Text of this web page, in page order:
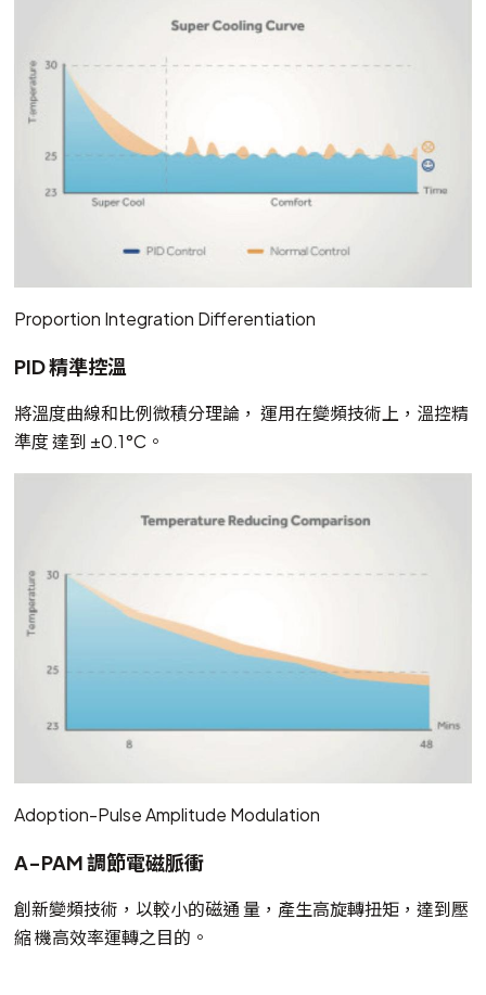
Proportion Integration Differentiation
PID 精準控溫
將溫度曲線和比例微積分理論， 運用在變頻技術上，溫控精
準度 達到 ±0.1°C。
Adoption-Pulse Amplitude Modulation
A-PAM 調節電磁脈衝
創新變頻技術，以較小的磁通 量，產生高旋轉扭矩，達到壓
縮 機高效率運轉之目的。